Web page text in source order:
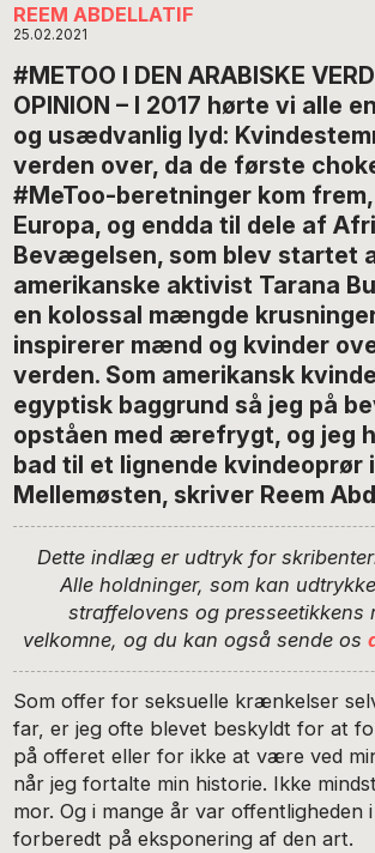
REEM ABDELLATIF
25.02.2021
#METOO I DEN ARABISKE
OPINION – I 2017 hørte vi alle
og usædvanlig lyd:
verden over, da de første
#MeToo-beretninger kom
Europa, og endda til dele af
Bevægelsen, som blev startet
amerikanske aktivist Tarana
en kolossal mængde
inspirerer mænd og kvinder
verden. Som amerikansk
egyptisk baggrund så jeg på
opståen med ærefrygt, og jeg
bad til et lignende kvindeoprør i
Mellemøsten, skriver Reem
Dette indlæg er udtryk for
Alle holdninger, som kan
straffelovens og presseetikkens
velkomne, og du kan også sende os
Som offer for seksuelle krænkelser
far, er jeg ofte blevet beskyldt for at
på offeret eller for ikke at være ved
når jeg fortalte min historie. Ikke
mor. Og i mange år var offentligheden
forberedt på eksponering af den art.